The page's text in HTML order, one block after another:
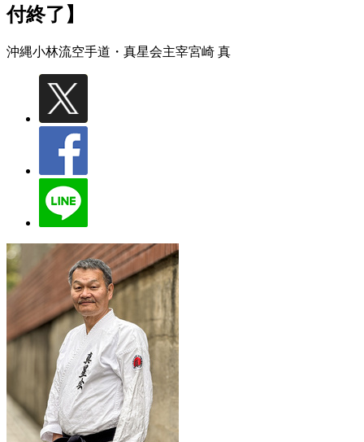
付終了】
沖縄小林流空手道・真星会主宰宮崎 真